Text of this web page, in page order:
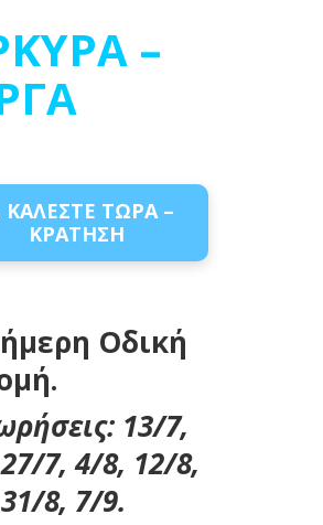
–
ΚΑΛΕΣΤΕ ΤΩΡΑ –
ΚΡΑΤΗΣΗ
Οδική
13/7,
7, 4/8, 12/8,
8, 7/9.